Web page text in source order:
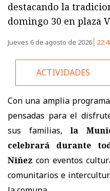
destacando la
domingo 30 en plaza
Jueves 6 de agosto de 2026
ACTIVIDADES
Con una amplia
pensadas para el
sus familias,la
celebrará durante
Niñez con eventos
comunitarios e